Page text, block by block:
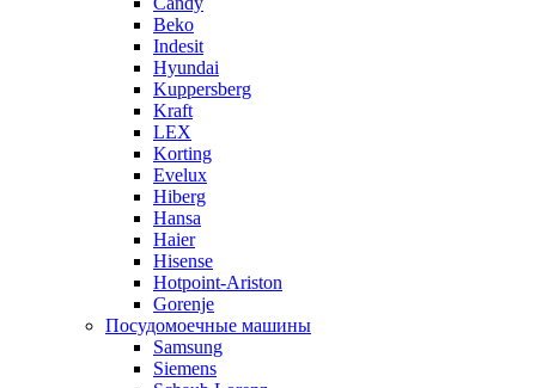
Beko
Indesit
Hyundai
Kuppersberg
Kraft
LEX
Korting
Evelux
Hiberg
Hansa
Haier
Hisense
Hotpoint-Ariston
Gorenje
Посудомоечные машины
Samsung
Siemens